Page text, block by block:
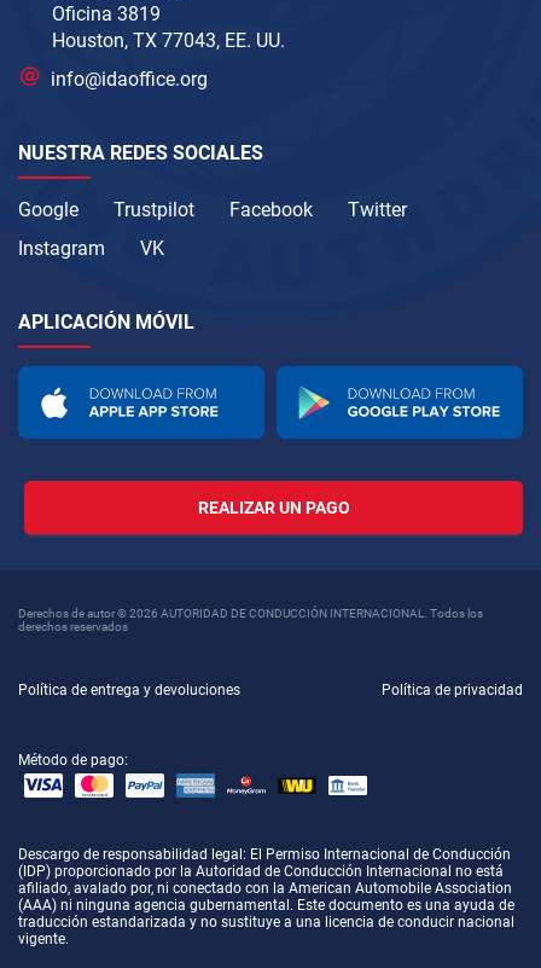
Oficina 3819
Houston, TX 77043, EE. UU.
info@idaoffice.org
NUESTRA REDES SOCIALES
Google Trustpilot Facebook
Twitter
Instagram
VK
APLICACIÓN MÓVIL
REALIZAR UN PAGO
Derechos de autor © 2026 AUTORIDAD DE CONDUCCIÓN INTERNACIONAL. Todos los
derechos reservados
Política de entrega y devoluciones Política de privacidad
Método de pago:
Descargo de responsabilidad legal : El Permiso Internacional de Conducción
(IDP) proporcionado por la Autoridad de Conducción Internacional no está
afiliado, avalado por, ni conectado con la American Automobile Association
(AAA) ni ninguna agencia gubernamental. Este documento es una ayuda de
traducción estandarizada y no sustituye a una licencia de conducir nacional
vigente.